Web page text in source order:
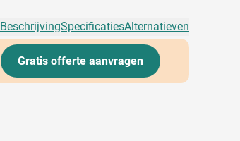
BeschrijvingSpecificatiesAlternatieven
Gratis offerte aanvragen